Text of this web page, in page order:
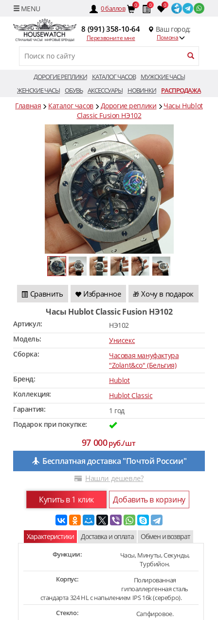
0баллов 0 0 0
8 (991) 358-10-64
Перезвоните мне
Ваш город:
Помона
ДОРОГИЕ РЕПЛИКИ КАТАЛОГ ЧАСОВ
МУЖСКИЕ ЧАСЫ
ЖЕНСКИЕ ЧАСЫ ОБУВЬ АКСЕССУАРЫ НОВИНКИ РАСПРОДАЖА
Главная Каталог часов Дорогие реплики
Часы Hublot
Classic Fusion HЭ102
Сравнить Избранное 🎁 Хочу в подарок
Часы Hublot Classic Fusion HЭ102
Артикул:
HЭ102
Модель:
Унисекс
Сборка:
Часовая мануфактура
"Zolant&co" (Бельгия)
Бренд:
Hublot
Коллекция:
Hublot Classic
Гарантия:
1 год
Подарок при покупке:
97 000руб./шт
Бесплатная доставка "Почтой России"
Нашли дешевле?
Купить в 1 клик Добавить в корзину
Характеристики Доставка и оплата Обмен и возврат
Функции:
Часы, Минуты, Секунды,
Турбийон.
Корпус:
Полированная
гипоаллергенная сталь
стандарта 324 HL с напылением IPS 16k (серебро).
Стекло:
Сапфировое.